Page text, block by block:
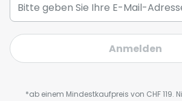
Anmelden
*ab einem Mindestkaufpreis von CHF 119.